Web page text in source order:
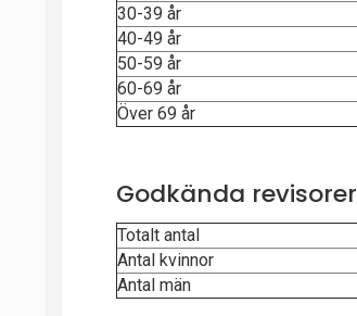
30-39 år
40-49 år
50-59 år
60-69 år
Över 69 år
Godkända revisorer
Totalt antal
Antal kvinnor
Antal män